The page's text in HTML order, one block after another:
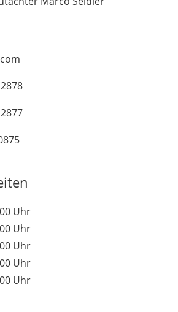
Uhr
Uhr
Uhr
Uhr
Uhr